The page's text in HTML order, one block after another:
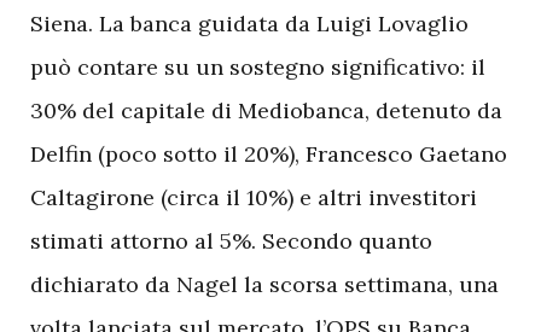
Siena. La banca guidata da Luigi Lovaglio
può contare su un sostegno significativo: il
30% del capitale di Mediobanca, detenuto da
Delfin (poco sotto il 20%), Francesco Gaetano
Caltagirone (circa il 10%) e altri investitori
stimati attorno al 5%. Secondo quanto
dichiarato da Nagel la scorsa settimana, una